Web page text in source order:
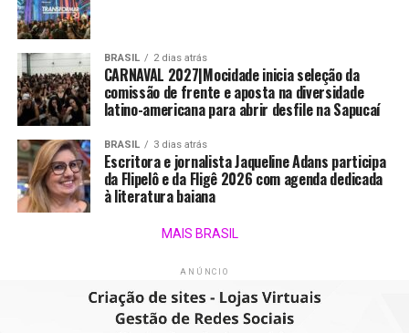
BRASIL 2 dias atrás
CARNAVAL 2027|Mocidade inicia seleção da
comissão de frente e aposta na diversidade
latino-americana para abrir desfile na Sapucaí
BRASIL 3 dias atrás
Escritora e jornalista Jaqueline Adans participa
da Flipelô e da Fligê 2026 com agenda dedicada
à literatura baiana
MAIS BRASIL
ANÚNCIO